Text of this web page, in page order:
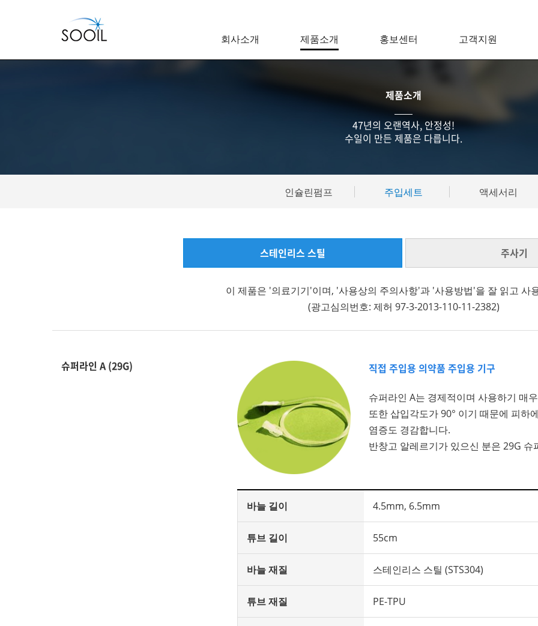
회사소개 제품소개 홍보센터 고객지원
제품소개
47년의 오랜역사, 안정성!
수일이 만든 제품은 다릅니다.
인슐린펌프 주입세트 액세서리
스테인리스 스틸 주사기
이 제품은 '의료기기'이며, '사용상의 주의사항'과 '사용방법'을 잘 읽고 사
(광고심의번호: 제허 97-3-2013-110-11-2382)
슈퍼라인 A (29G) 직접 주입용 의약품 주입용 기구
슈퍼라인 A는 경제적이며 사용하기 매
또한 삽입각도가 90° 이기 때문에 피하
염증도 경감합니다.
반창고 알레르기가 있으신 분은 29G
바늘 길이 4.5mm, 6.5mm
튜브 길이 55cm
바늘 재질 스테인리스 스틸 (STS304)
튜브 재질 PE-TPU